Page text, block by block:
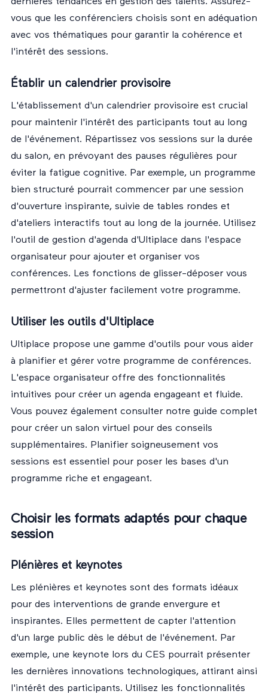
vous que les conférenciers choisis sont en adéquation
avec vos thématiques pour garantir la cohérence et
l'intérêt des sessions.
Établir un calendrier provisoire
L'établissement d'un calendrier provisoire est crucial
pour maintenir l'intérêt des participants tout au long
de l'événement. Répartissez vos sessions sur la durée
du salon, en prévoyant des pauses régulières pour
éviter la fatigue cognitive. Par exemple, un programme
bien structuré pourrait commencer par une session
d'ouverture inspirante, suivie de tables rondes et
d'ateliers interactifs tout au long de la journée. Utilisez
l'outil de gestion d'agenda d'Ultiplace dans
l'espace
organisateur pour ajouter et organiser vos
conférences. Les fonctions de glisser-déposer vous
permettront d'ajuster facilement votre programme.
Utiliser les outils d'Ultiplace
Ultiplace propose une gamme d'outils pour vous aider
à planifier et gérer votre programme de conférences.
L'espace organisateur offre des fonctionnalités
intuitives pour créer un agenda engageant et fluide.
Vous pouvez également consulter notre guide complet
pour créer un salon virtuel pour des conseils
supplémentaires. Planifier soigneusement vos
sessions est essentiel pour poser les bases d'un
programme riche et engageant.
Choisir les formats adaptés pour chaque
session
Plénières et keynotes
Les plénières et keynotes sont des formats idéaux
pour des interventions de grande envergure et
inspirantes. Elles permettent de capter l'attention
d'un large public dès le début de l'événement. Par
exemple, une keynote lors du CES pourrait présenter
les dernières innovations technologiques, attirant ainsi
l'intérêt des participants. Utilisez les fonctionnalités